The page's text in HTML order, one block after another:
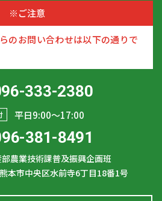
※ご注意
のお問い合わせは以下の通りで
333-2380
平日9:00〜17:00
381-8491
農業技術課普及振興企画班
本市中央区水前寺6丁目18番1号